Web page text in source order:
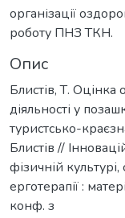
організації
роботу ПНЗ ТКН.
Опис
Блистів, Т. Оцінка
діяльності у
туристсько-
Блистів //
фізичній культурі,
ерготерапії :
конф. з